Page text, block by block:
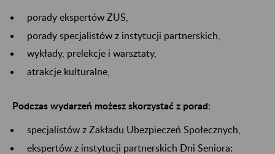
porady ekspertów ZUS,
porady specjalistów z instytucji partnerskich,
wykłady, prelekcje i warsztaty,
atrakcje kulturalne,
Podczas wydarzeń możesz skorzystać z porad:
specjalistów z Zakładu Ubezpieczeń Społecznych,
ekspertów z instytucji partnerskich Dni Seniora: